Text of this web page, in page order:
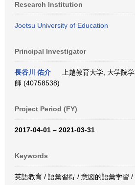
Research Institution
Joetsu University of Education
Principal Investigator
長谷川 佑介
上越教育大学, 大学院
師 (40758538)
Project Period (FY)
2017-04-01 – 2021-03-31
Keywords
英語教育 / 語彙習得 / 意図的語彙学習